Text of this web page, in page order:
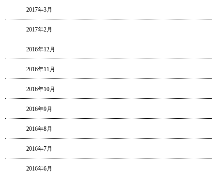
2017年3月
2017年2月
2016年12月
2016年11月
2016年10月
2016年9月
2016年8月
2016年7月
2016年6月